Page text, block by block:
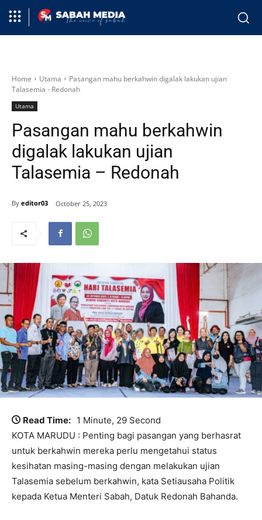
Home Utama
Pasangan mahu berkahwin digalak lakukan ujian
Talasemia - Redonah
Utama
Pasangan mahu berkahwin
digalak lakukan ujian
Talasemia – Redonah
By editor03 October 25, 2023
Read Time: 1 Minute, 29 Second
KOTA MARUDU : Penting bagi pasangan yang berhasrat
untuk berkahwin mereka perlu mengetahui status
kesihatan masing-masing dengan melakukan ujian
Talasemia sebelum berkahwin, kata Setiausaha Politik
kepada Ketua Menteri Sabah, Datuk Redonah Bahanda.